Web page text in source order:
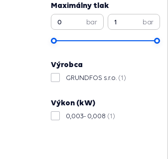
Maximálny tlak
bar bar
Výrobca
GRUNDFOS s.r.o. (1)
Výkon (kW)
0,003- 0,008 (1)